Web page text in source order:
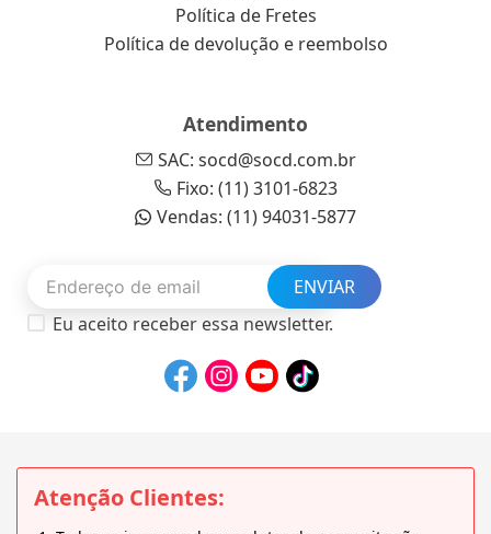
Política de Fretes
Política de devolução e reembolso
Atendimento
SAC: socd@socd.com.br
Fixo: (11) 3101-6823
Vendas: (11) 94031-5877
ENVIAR
Eu aceito receber essa newsletter.
Atenção Clientes: